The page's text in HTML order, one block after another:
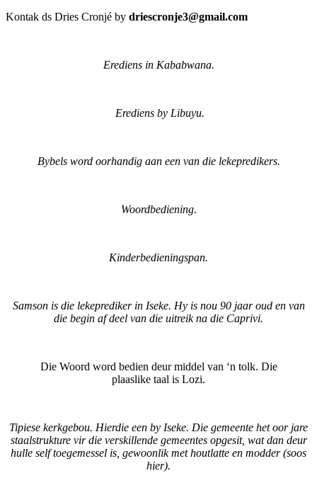
Kontak ds Dries Cronjé by driescronje3@gmail.com
Erediens in Kababwana.
Erediens by Libuyu.
Bybels word oorhandig aan een van die lekepredikers.
Woordbediening.
Kinderbedieningspan.
Samson is die lekeprediker in Iseke. Hy is nou 90 jaar oud en van
die begin af deel van die uitreik na die Caprivi.
Die Woord word bedien deur middel van ‘n tolk. Die
plaaslike taal is Lozi.
Tipiese kerkgebou. Hierdie een by Iseke. Die gemeente het oor jare
staalstrukture vir die verskillende gemeentes opgesit, wat dan deur
hulle self toegemessel is, gewoonlik met houtlatte en modder (soos
hier).